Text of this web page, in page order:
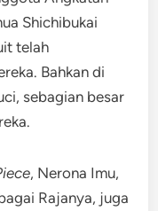
Shichibukai
telah
Bahkan di
sebagian besar
, Nerona Imu,
Rajanya, juga